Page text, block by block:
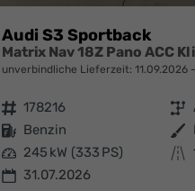
Audi S3 Sportback
Matrix Nav 18Z Pano ACC
unverbindliche Lieferzeit: 11.09.2026
Fahrzeugnr. 178216 Getriebe
Kraftstoff Benzin Außenfarbe
Leistung 245 kW (333 PS) Kilometerstand
31.07.2026